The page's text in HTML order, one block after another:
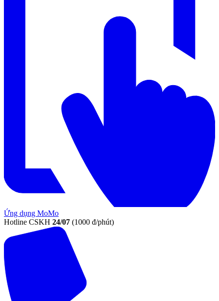
Ứng dụng MoMo
Hotline CSKH 24/07 (1000 đ/phút)